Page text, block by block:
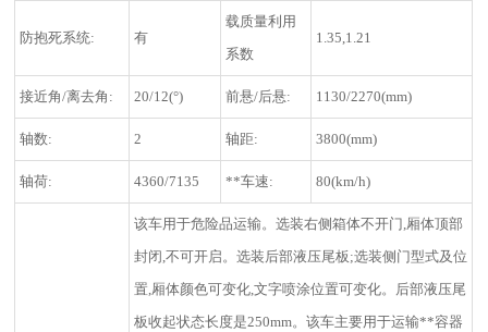
防抱死系统: 有
载质量利用
系数
1.35,1.21
接近角/离去角: 20/12(°) 前悬/后悬: 1130/2270(mm)
轴数: 2 轴距: 3800(mm)
轴荷: 4360/7135 **车速: 80(km/h)
该车用于危险品运输。选装右侧箱体不开门,厢体顶部
封闭,不可开启。选装后部液压尾板;选装侧门型式及位
置,厢体颜色可变化,文字喷涂位置可变化。后部液压尾
板收起状态长度是250mm。该车主要用于运输**容器